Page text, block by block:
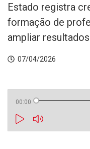
Estado registra
formação de
ampliar resultados
07/04/2026
00:00